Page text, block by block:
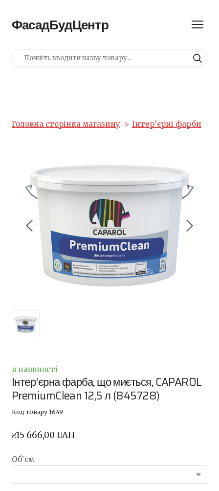
ФасадБудЦентр
Головна сторінка магазину Інтер'єрні фарби
в наявності
Інтер'єрна фарба, що миється, CAPAROL
PremiumClean 12,5 л (845728)
Код товару 1649
₴15 666,00 UAH
Об'єм